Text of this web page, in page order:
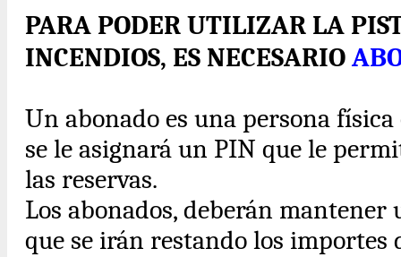
PARA PODER UTILIZAR LA
INCENDIOS, ES NECESARIO
Un abonado es una persona
se le asignará un PIN que le
las reservas.
Los abonados, deberán mantener
que se irán restando los importes